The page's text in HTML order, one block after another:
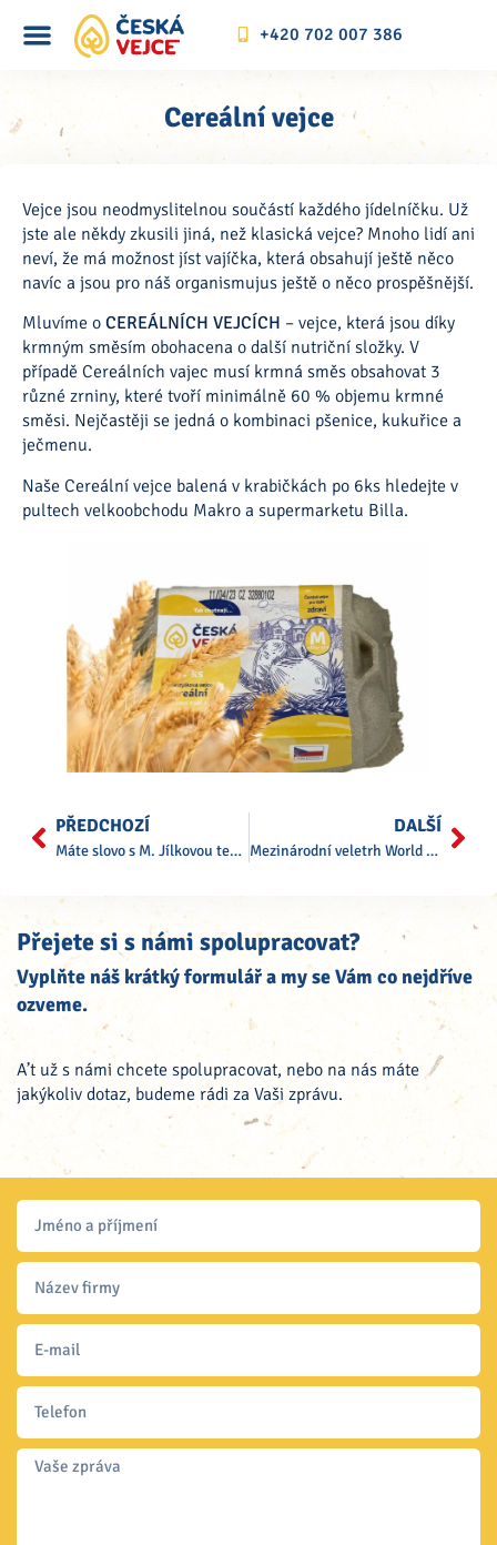
+420 702 007 386
Cereální vejce
Vejce jsou neodmyslitelnou součástí každého jídelníčku. Už
jste ale někdy zkusili jiná, než klasická vejce? Mnoho lidí ani
neví, že má možnost jíst vajíčka, která obsahují ještě něco
navíc a jsou pro náš organismujus ještě o něco prospěšnější.
Mluvíme o CEREÁLNÍCH VEJCÍCH – vejce, která jsou díky
krmným směsím obohacena o další nutriční složky. V
případě Cereálních vajec musí krmná směs obsahovat 3
různé zrniny, které tvoří minimálně 60 % objemu krmné
směsi. Nejčastěji se jedná o kombinaci pšenice, kukuřice a
ječmenu.
Naše Cereální vejce balená v krabičkách po 6ks hledejte v
pultech velkoobchodu Makro a supermarketu Billa.
PŘEDCHOZÍ
Máte slovo s M. Jílkovou tentokrát na téma VEJCE
DALŠÍ
Mezinárodní veletrh World of Private Label
Přejete si s námi spolupracovat?
Vyplňte náš krátký formulář a my se Vám co nejdříve
ozveme.
A’t už s námi chcete spolupracovat, nebo na nás máte
jakýkoliv dotaz, budeme rádi za Vaši zprávu.